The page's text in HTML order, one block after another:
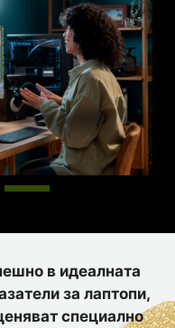
в идеалната
за лаптопи,
специално